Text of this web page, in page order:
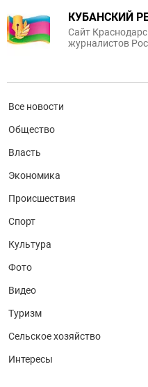
КУБАНСКИЙ
Сайт
журналистов
Все новости
Общество
Власть
Экономика
Происшествия
Спорт
Культура
Фото
Видео
Туризм
Сельское хозяйство
Интересы